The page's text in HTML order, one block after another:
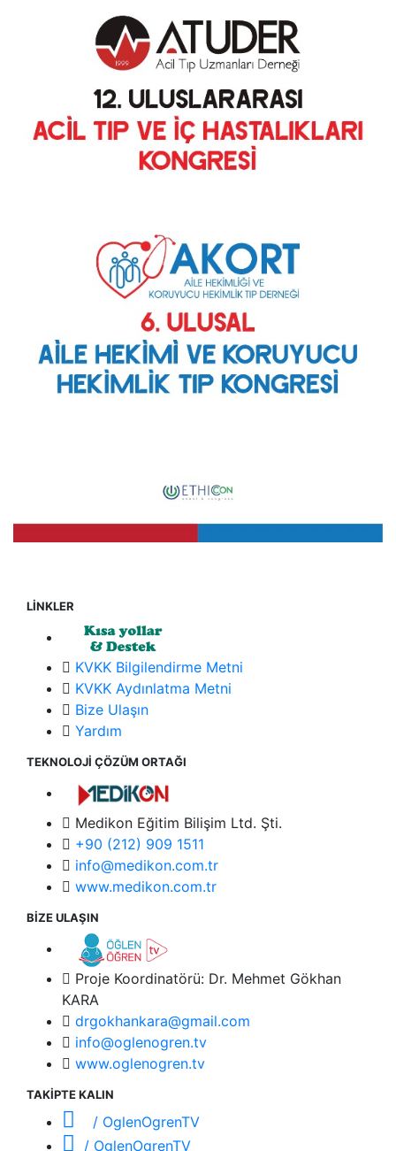
LİNKLER
KVKK Bilgilendirme Metni
KVKK Aydınlatma Metni
Bize Ulaşın
Yardım
TEKNOLOJİ ÇÖZÜM ORTAĞI
Medikon Eğitim Bilişim Ltd. Şti.
+90 (212) 909 1511
info@medikon.com.tr
www.medikon.com.tr
BİZE ULAŞIN
Proje Koordinatörü: Dr. Mehmet Gökhan
KARA
drgokhankara@gmail.com
info@oglenogren.tv
www.oglenogren.tv
TAKİPTE KALIN
/ OglenOgrenTV
/ OglenOgrenTV